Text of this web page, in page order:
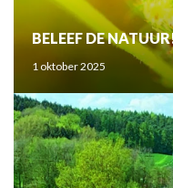
BELEEF DE
1 oktober 2025